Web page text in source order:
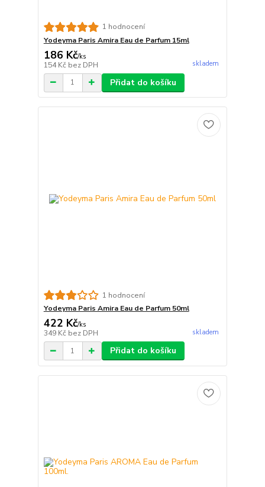
1 hodnocení
Yodeyma Paris Amira Eau de Parfum 15ml
186 Kč/ks
154 Kč bez DPH skladem
Přidat do košíku
1 hodnocení
Yodeyma Paris Amira Eau de Parfum 50ml
422 Kč/ks
349 Kč bez DPH skladem
Přidat do košíku